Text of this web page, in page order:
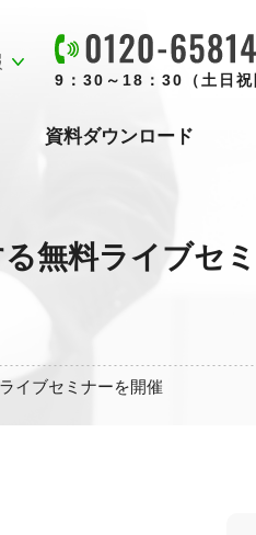
9：30～18：30（土日祝
資料ダウンロード
無料ライブセ
イブセミナーを開催